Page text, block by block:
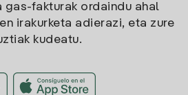
fakturak ordaindu ahal
irakurketa adierazi, eta zure
kudeatu.